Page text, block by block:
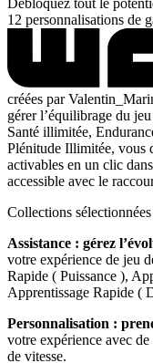
12 personnalisations de
créées par
gérer l’équilibrage du
Santé illimitée,
Plénitude Illimitée, vous
activables en un clic
accessible avec le
Collections
Assistance : gérez
votre expérience de jeu
Rapide ( Puissance ),
Apprentissage Rapide (
Personnalisation :
votre expérience avec
de vitesse.